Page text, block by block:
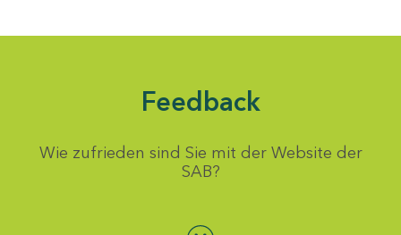
Feedback
Wie zufrieden sind Sie mit der Website der
SAB?
Bewertung auswählen